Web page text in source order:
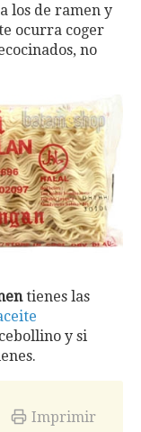
los de ramen y
ocurra coger
no
tienes las
y si
Imprimir